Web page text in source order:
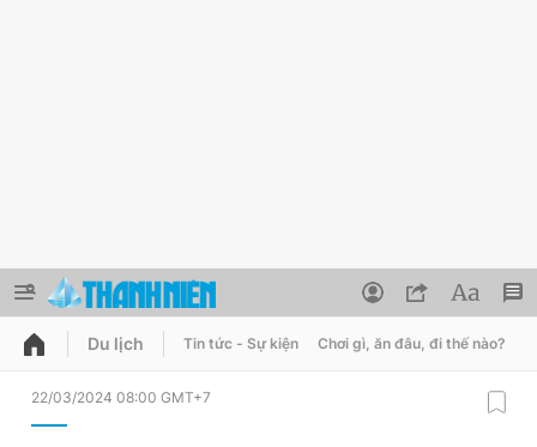
QUẢNG CÁO
Du lịch Tin tức - Sự kiện Chơi gì, ăn đâu, đi thế nào?
22/03/2024 08:00 GMT+7